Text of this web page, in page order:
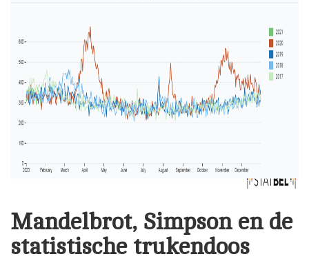
Mandelbrot, Simpson en de
statistische trukendoos